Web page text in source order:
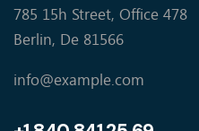
785 15h Street, Office 478
Berlin, De 81566
info@example.com